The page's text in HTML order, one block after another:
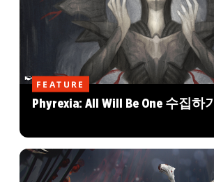
FEATURE
Phyrexia: All Will Be One 수집하기